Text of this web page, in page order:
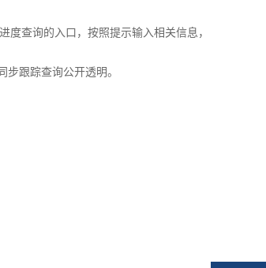
查询的入口，按照提示输入相关信息，
跟踪查询公开透明。